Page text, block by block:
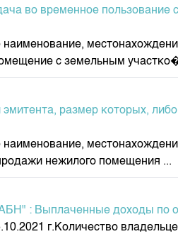
во временное
с земельным
размер которых,
нежилого помещения ...
: Выплаченные доходы по
г.Количество